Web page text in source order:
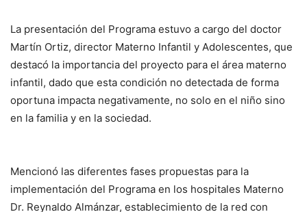
La presentación del Programa estuvo a cargo del doctor
Martín Ortiz, director Materno Infantil y Adolescentes, que
destacó la importancia del proyecto para el área materno
infantil, dado que esta condición no detectada de forma
oportuna impacta negativamente, no solo en el niño sino
en la familia y en la sociedad.
Mencionó las diferentes fases propuestas para la
implementación del Programa en los hospitales Materno
Dr. Reynaldo Almánzar, establecimiento de la red con